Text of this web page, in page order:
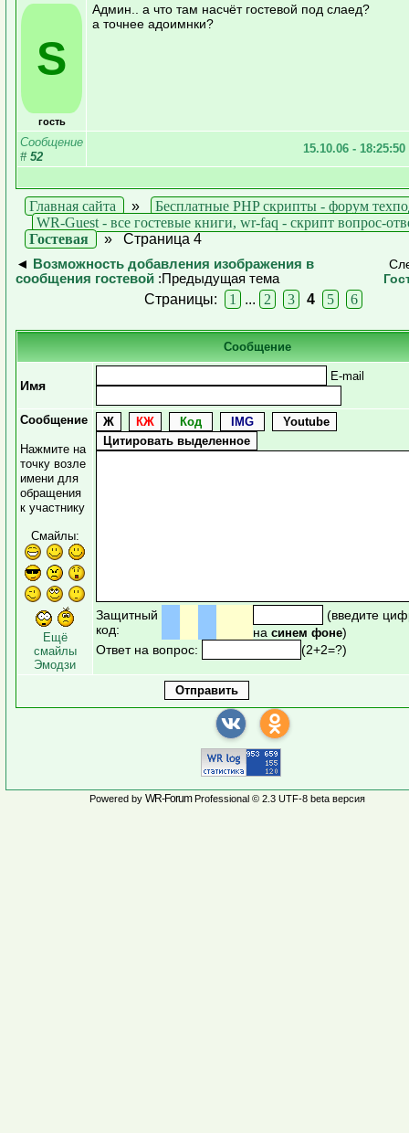
S
гость
Админ.. а что там насчёт гостевой под слаед?
а точнее адоимнки?
Сообщение
# 52
15.10.06 - 18:25:50
Главная сайта »
Бесплатные PHP скрипты - форум
WR-Guest - все гостевые книги, wr-faq - скрипт вопрос-
Гостевая
» Страница 4
◄
Возможность добавления изображения в
сообщения гостевой :Предыдущая тема
Страницы: 1 ... 2 3 4 5 6
Сообщение
Имя
E-mail
Сообщение
Нажмите на
точку возле
имени для
обращения
к участнику
Смайлы:
Ещё
смайлы
Эмодзи
Защитный
код:
(введите
на синем фоне)
Ответ на вопрос:
(2+2=?)
Powered by WR-ForumProfessional © 2.3 UTF-8 beta версия